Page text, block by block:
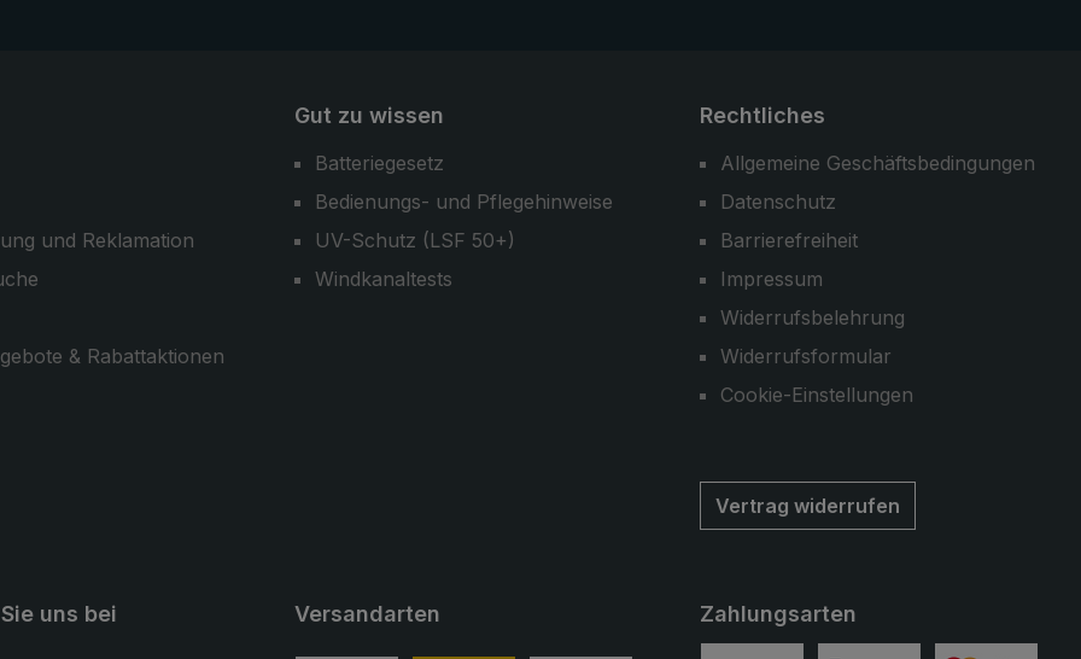
und Reklamation
& Rabattaktionen
Gut zu wissen
Batteriegesetz
Bedienungs- und Pflegehinweise
UV-Schutz (LSF 50+)
Windkanaltests
Rechtliches
Allgemeine Geschäftsbedingungen
Datenschutz
Barrierefreiheit
Impressum
Widerrufsbelehrung
Widerrufsformular
Cookie-Einstellungen
Vertrag widerrufen
uns bei Versandarten Zahlungsarten